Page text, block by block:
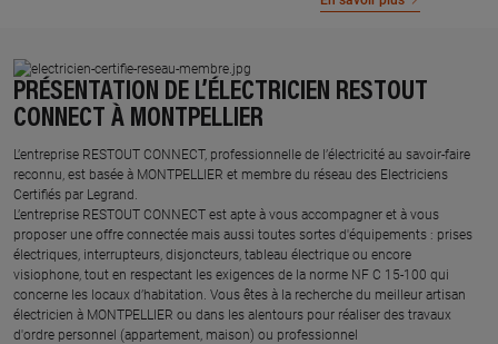
PRÉSENTATION DE L’ÉLECTRICIEN RESTOUT
CONNECT À MONTPELLIER
L’entreprise RESTOUT CONNECT, professionnelle de l’électricité au savoir-faire
reconnu, est basée à MONTPELLIER et membre du réseau des Electriciens
Certifiés par Legrand.​
L’entreprise RESTOUT CONNECT est apte à vous accompagner et à vous
proposer une offre connectée mais aussi toutes sortes d'équipements : prises
électriques, interrupteurs, disjoncteurs, tableau électrique ou encore
visiophone, tout en respectant les exigences de la norme NF C 15-100 qui
concerne les locaux d’habitation. Vous êtes à la recherche du meilleur artisan
électricien à MONTPELLIER ou dans les alentours pour réaliser des travaux
d'ordre personnel (appartement, maison) ou professionnel